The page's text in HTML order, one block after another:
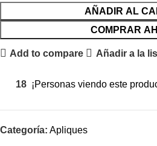
AÑADIR AL
COMPRAR
Add to compare Añadir a la
18 ¡Personas viendo este
Categoría: Apliques